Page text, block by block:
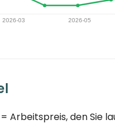
= Arbeitspreis, den Sie